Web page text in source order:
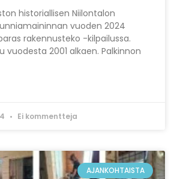
historiallisen Niilontalon
vuoden 2024
rakennusteko -kilpailussa.
vuodesta 2001 alkaen. Palkinnon
Ei kommentteja
AJANKOHTAISTA